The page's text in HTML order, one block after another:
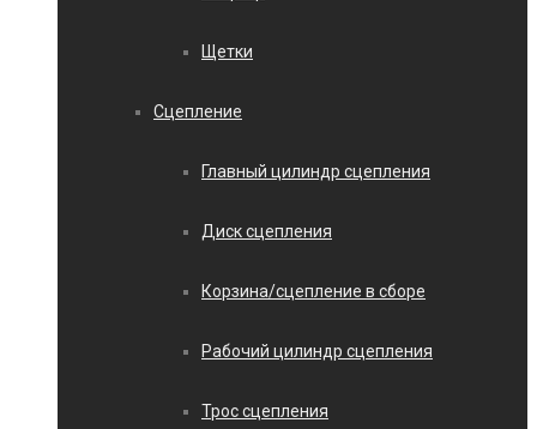
Щетки
Сцепление
Главный цилиндр сцепления
Диск сцепления
Корзина/сцепление в сборе
Рабочий цилиндр сцепления
Трос сцепления